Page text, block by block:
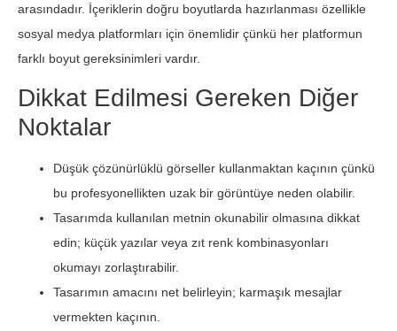
arasındadır. İçeriklerin doğru boyutlarda hazırlanması özellikle
sosyal medya platformları için önemlidir çünkü her platformun
farklı boyut gereksinimleri vardır.
Dikkat Edilmesi Gereken Diğer
Noktalar
Düşük çözünürlüklü görseller kullanmaktan kaçının çünkü
bu profesyonellikten uzak bir görüntüye neden olabilir.
Tasarımda kullanılan metnin okunabilir olmasına dikkat
edin; küçük yazılar veya zıt renk kombinasyonları
okumayı zorlaştırabilir.
Tasarımın amacını net belirleyin; karmaşık mesajlar
vermekten kaçının.